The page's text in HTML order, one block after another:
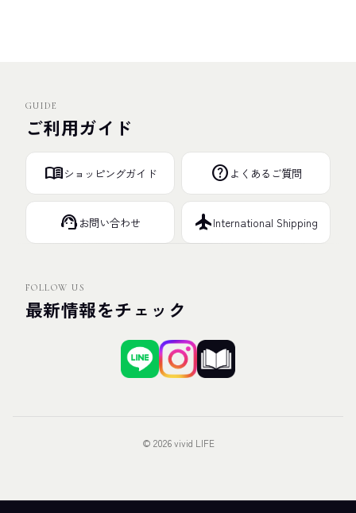
GUIDE
ご利用ガイド
menu_bookショッピングガイド help よくあるご質問
support_agent お問い合わせ flightInternational Shipping
FOLLOW US
最新情報をチェック
© 2026 vivid LIFE